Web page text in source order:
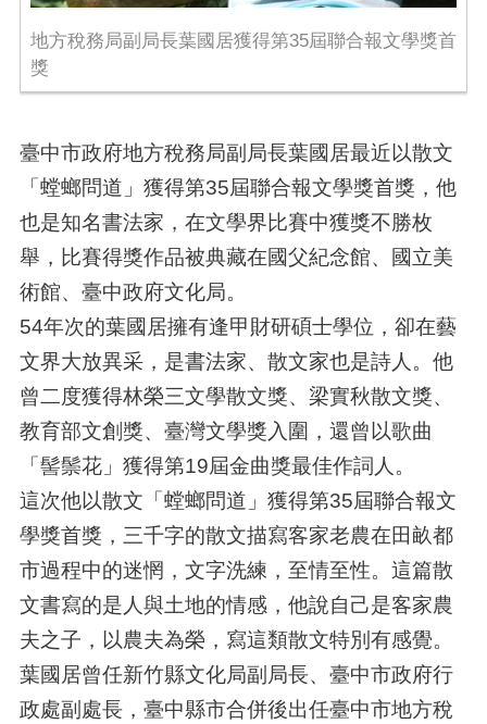
地方稅務局副局長葉國居獲得第35屆聯合報文學獎首
獎
臺中市政府地方稅務局副局長葉國居最近以散文
「螳螂問道」獲得第35屆聯合報文學獎首獎，他
也是知名書法家，在文學界比賽中獲獎不勝枚
舉，比賽得獎作品被典藏在國父紀念館、國立美
術館、臺中政府文化局。
54年次的葉國居擁有逢甲財研碩士學位，卻在藝
文界大放異采，是書法家、散文家也是詩人。他
曾二度獲得林榮三文學散文獎、梁實秋散文獎、
教育部文創獎、臺灣文學獎入圍，還曾以歌曲
「髻鬃花」獲得第19屆金曲獎最佳作詞人。
這次他以散文「螳螂問道」獲得第35屆聯合報文
學獎首獎，三千字的散文描寫客家老農在田畝都
市過程中的迷惘，文字洗練，至情至性。這篇散
文書寫的是人與土地的情感，他說自己是客家農
夫之子，以農夫為榮，寫這類散文特別有感覺。
葉國居曾任新竹縣文化局副局長、臺中市政府行
政處副處長，臺中縣市合併後出任臺中市地方稅